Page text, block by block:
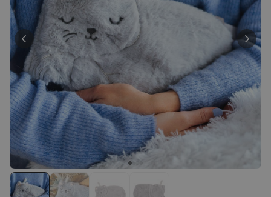
Personalisierbar
Personalisierbarer Bierkrug
mit Logo und Gesicht
über 71.100
mal gekauft
24,99 CHF
Geschenkset 6er Set
Eierbecher mit Gesicht
über 0
gekauft
52,48 CHF
Personalisierbar
Personalisierbares Handtuch
mit Getränken und Spruch
39,99 CHF